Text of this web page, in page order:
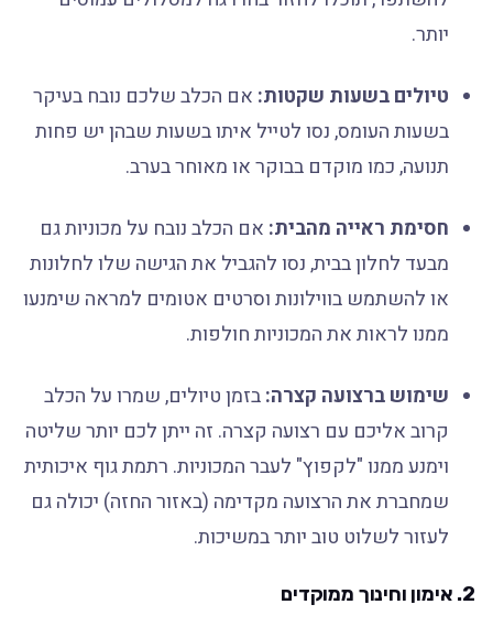
יותר.
טיולים בשעות שקטות:אם הכלב שלכם נובח בעיקר
בשעות העומס, נסו לטייל איתו בשעות שבהן יש פחות
תנועה, כמו מוקדם בבוקר או מאוחר בערב.
חסימת ראייה מהבית:אם הכלב נובח על מכוניות גם
מבעד לחלון בבית, נסו להגביל את הגישה שלו לחלונות
או להשתמש בווילונות וסרטים אטומים למראה שימנעו
ממנו לראות את המכוניות חולפות.
שימוש ברצועה קצרה:בזמן טיולים, שמרו על הכלב
קרוב אליכם עם רצועה קצרה. זה ייתן לכם יותר שליטה
וימנע ממנו "לקפוץ" לעבר המכוניות. רתמת גוף איכותית
שמחברת את הרצועה מקדימה (באזור החזה) יכולה גם
לעזור לשלוט טוב יותר במשיכות.
2. אימון וחינוך ממוקדים